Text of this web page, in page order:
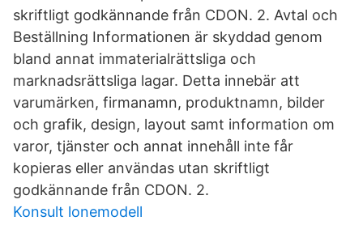
skriftligt godkännande från CDON. 2. Avtal och
Beställning Informationen är skyddad genom
bland annat immaterialrättsliga och
marknadsrättsliga lagar. Detta innebär att
varumärken, firmanamn, produktnamn, bilder
och grafik, design, layout samt information om
varor, tjänster och annat innehåll inte får
kopieras eller användas utan skriftligt
godkännande från CDON. 2.
Konsult lonemodell